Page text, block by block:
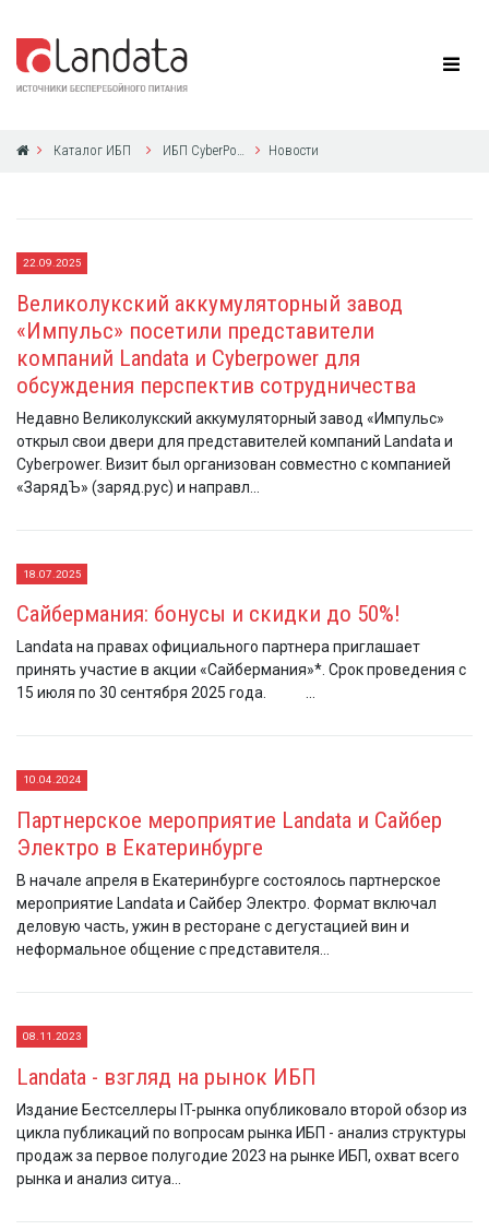
Каталог ИБП ИБП CyberPower Новости
22.09.2025
Великолукский аккумуляторный завод
«Импульс» посетили представители
компаний Landata и Cyberpower для
обсуждения перспектив сотрудничества
Недавно Великолукский аккумуляторный завод «Импульс»
открыл свои двери для представителей компаний Landata и
Cyberpower. Визит был организован совместно с компанией
«ЗарядЪ» (заряд.рус) и направл...
18.07.2025
Сайбермания: бонусы и скидки до 50%!
Landata на правах официального партнера приглашает
принять участие в акции «Сайбермания»*. Срок проведения с
15 июля по 30 сентября 2025 года. ...
10.04.2024
Партнерское мероприятие Landata и Сайбер
Электро в Екатеринбурге
В начале апреля в Екатеринбурге состоялось партнерское
мероприятие Landata и Сайбер Электро. Формат включал
деловую часть, ужин в ресторане с дегустацией вин и
неформальное общение с представителя...
08.11.2023
Landata - взгляд на рынок ИБП
Издание Бестселлеры IT-рынка опубликовало второй обзор из
цикла публикаций по вопросам рынка ИБП - анализ структуры
продаж за первое полугодие 2023 на рынке ИБП, охват всего
рынка и анализ ситуа...